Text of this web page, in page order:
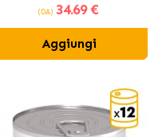
cani
(DA) 34.69 €
Aggiungi